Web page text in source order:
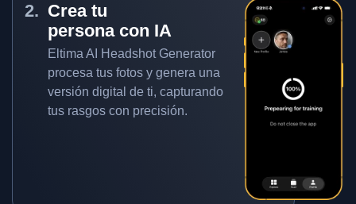
Crea tu
persona con IA
Eltima AI Headshot Generator
procesa tus fotos y genera una
versión digital de ti, capturando
tus rasgos con precisión.